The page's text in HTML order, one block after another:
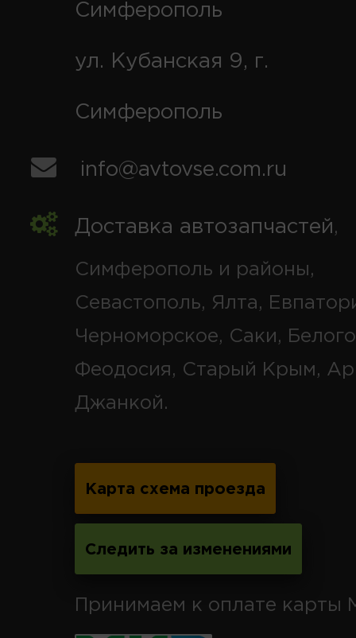
Симферополь
ул. Кубанская 9, г.
Симферополь
info@avtovse.com.ru
Доставка автозапчастей,
Симферополь и районы,
Севастополь, Ялта,
Черноморское, Саки,
Феодосия, Старый Крым,
Джанкой.
Карта схема проезда
Следить за изменениями
Принимаем к оплате карты